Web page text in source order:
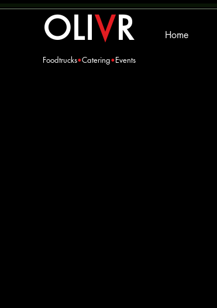
OLIVR
Foodtrucks•Catering•Events
Home